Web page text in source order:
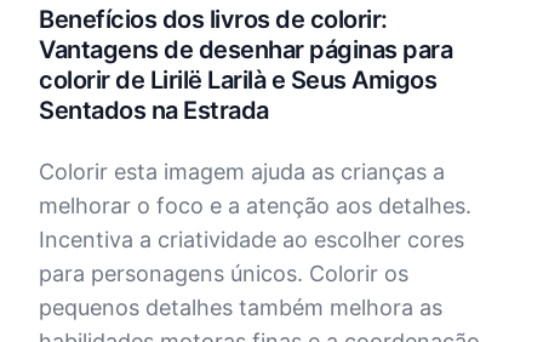
Benefícios dos livros de colorir:
Vantagens de desenhar páginas para
colorir de Lirilë Larilà e Seus Amigos
Sentados na Estrada
Colorir esta imagem ajuda as crianças a
melhorar o foco e a atenção aos detalhes.
Incentiva a criatividade ao escolher cores
para personagens únicos. Colorir os
pequenos detalhes também melhora as